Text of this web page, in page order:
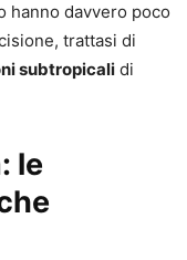
hanno davvero poco
trattasi di
subtropicali di
le